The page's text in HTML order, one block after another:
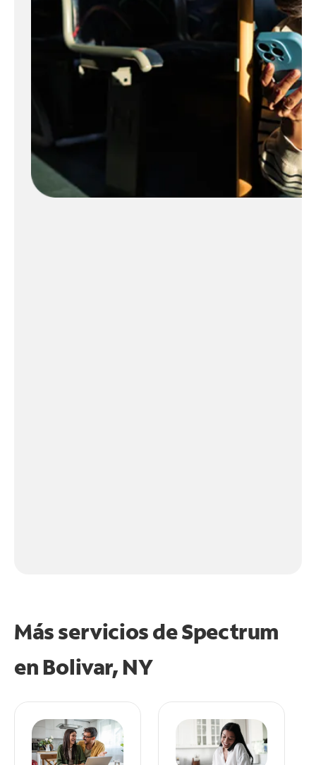
Más servicios de Spectrum
en Bolivar, NY